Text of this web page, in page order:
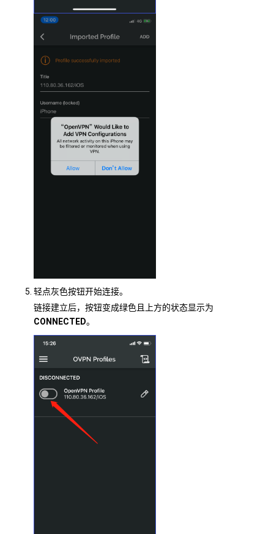
轻点灰色按钮开始连接。
链接建立后，按钮变成绿色且上方的状态显示为
CONNECTED。